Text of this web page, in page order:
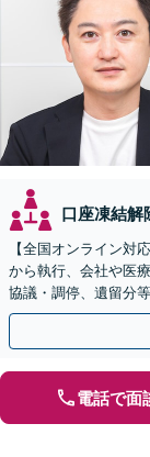
口座凍結解
【全国オンライン対
から執行、会社や医
協議・調停、遺留分
があるため、お早め
電話で面